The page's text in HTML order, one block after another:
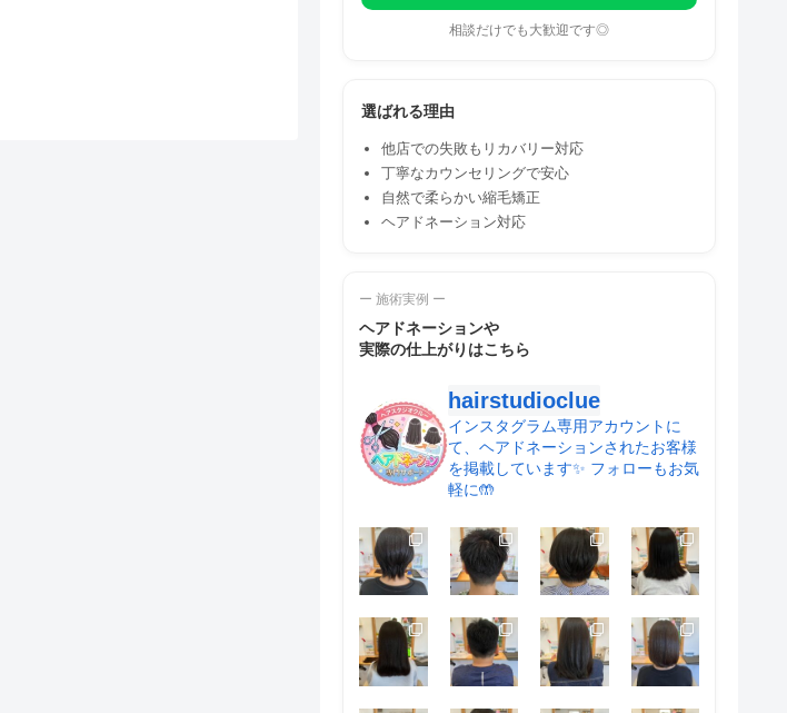
相談だけでも大歓迎です◎
選ばれる理由
他店での失敗もリカバリー対応
丁寧なカウンセリングで安心
自然で柔らかい縮毛矯正
ヘアドネーション対応
ー 施術実例 ー
ヘアドネーションや
実際の仕上がりはこちら
hairstudioclue
インスタグラム専用アカウントに
て、ヘアドネーションされたお客様
を掲載しています✨️ フォローもお気
軽に🤲